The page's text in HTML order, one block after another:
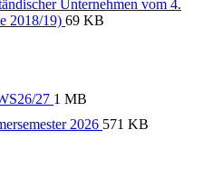
Unternehmen vom 4.
2018/19) 69 KB
27 1 MB
2026 571 KB